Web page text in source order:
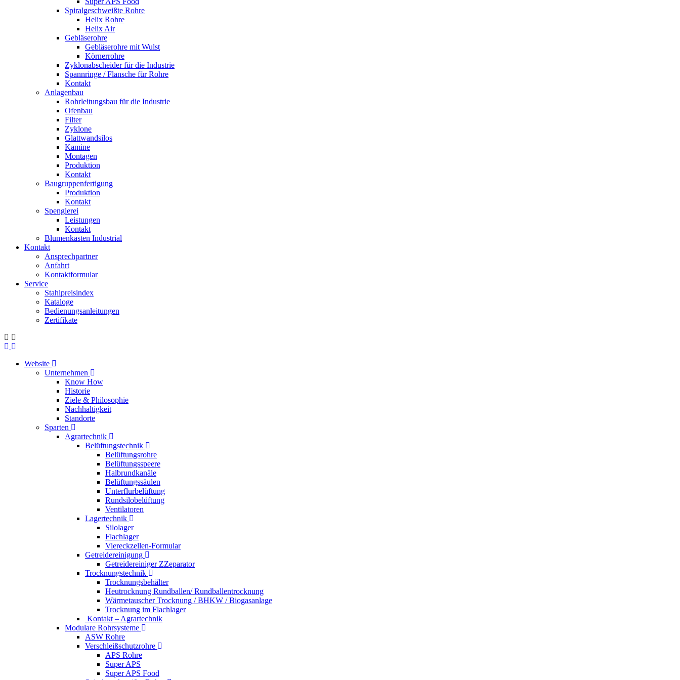
Spiralgeschweißte Rohre
Helix Rohre
Helix Air
Gebläserohre
Gebläserohre mit Wulst
Körnerrohre
Zyklonabscheider für die Industrie
Spannringe / Flansche für Rohre
Kontakt
Anlagenbau
Rohrleitungsbau für die Industrie
Ofenbau
Filter
Zyklone
Glattwandsilos
Kamine
Montagen
Produktion
Kontakt
Baugruppenfertigung
Produktion
Kontakt
Spenglerei
Leistungen
Kontakt
Blumenkasten Industrial
Kontakt
Ansprechpartner
Anfahrt
Kontaktformular
Service
Stahlpreisindex
Kataloge
Bedienungsanleitungen
Zertifikate
Website
Unternehmen
Know How
Historie
Ziele & Philosophie
Nachhaltigkeit
Standorte
Sparten
Agrartechnik
Belüftungstechnik
Belüftungsrohre
Belüftungsspeere
Halbrundkanäle
Belüftungssäulen
Unterflurbelüftung
Rundsilobelüftung
Ventilatoren
Lagertechnik
Silolager
Flachlager
Viereckzellen-Formular
Getreidereinigung
Getreidereiniger ZZeparator
Trocknungstechnik
Trocknungsbehälter
Heutrocknung Rundballen/ Rundballentrocknung
Wärmetauscher Trocknung / BHKW / Biogasanlage
Trocknung im Flachlager
Kontakt – Agrartechnik
Modulare Rohrsysteme
ASW Rohre
Verschleißschutzrohre
APS Rohre
Super APS
Super APS Food